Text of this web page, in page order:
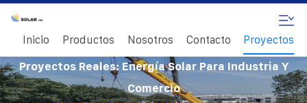
Inicio Productos Nosotros Contacto Proyectos
Proyectos Reales: Energía Solar Para Industria Y
Comercio